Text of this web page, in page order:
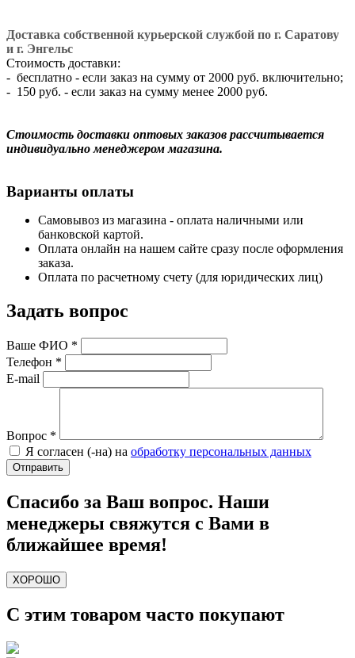
Доставка собственной курьерской службой по г. Саратову
и г. Энгельс
Стоимость доставки:
- бесплатно - если заказ на сумму от 2000 руб. включительно;
- 150 руб. - если заказ на сумму менее 2000 руб.
Стоимость доставки оптовых заказов рассчитывается
индивидуально менеджером магазина.
Варианты оплаты
Самовывоз из магазина - оплата наличными или
банковской картой.
Оплата онлайн на нашем сайте сразу после оформления
заказа.
Оплата по расчетному счету (для юридических лиц)
Задать вопрос
Ваше ФИО *
Телефон *
E-mail
Вопрос *
Я согласен (-на) на обработку персональных данных
Спасибо за Ваш вопрос. Наши
менеджеры свяжутся с Вами в
ближайшее время!
ХОРОШО
С этим товаром часто покупают